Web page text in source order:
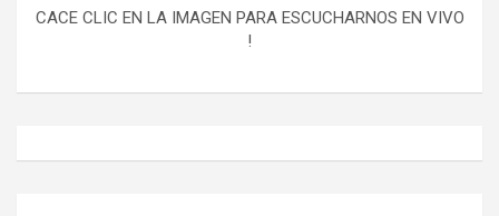
CACE CLIC EN LA IMAGEN PARA ESCUCHARNOS EN VIVO
!